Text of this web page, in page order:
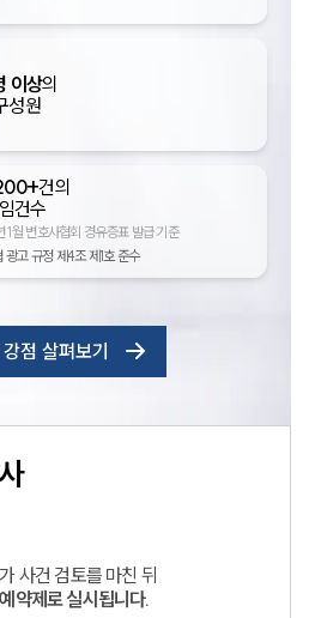
이상의
성원
건의
건수
월 변호사협회 경유증표 발급 기준
광고 규정 제4조 제1호 준수
점 살펴보기
사건 검토를 마친 뒤
약제로 실시됩니다.